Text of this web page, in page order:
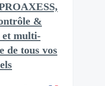
&
et multi-
de tous vos